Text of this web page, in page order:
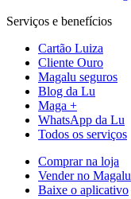
Serviços e benefícios
Cartão Luiza
Cliente Ouro
Magalu seguros
Blog da Lu
Maga +
WhatsApp da Lu
Todos os serviços
Comprar na loja
Vender no Magalu
Baixe o aplicativo